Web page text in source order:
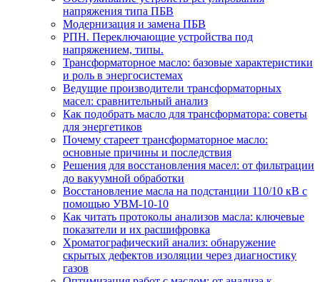
напряжения типа ПБВ
Модернизация и замена ПБВ
РПН. Переключающие устройства под
напряжением, типы.
Трансформаторное масло: базовые характеристики
и роль в энергосистемах
Ведущие производители трансформаторных
масел: сравнительный анализ
Как подобрать масло для трансформатора: советы
для энергетиков
Почему стареет трансформаторное масло:
основные причины и последствия
Решения для восстановления масел: от фильтрации
до вакуумной обработки
Восстановление масла на подстанции 110/10 кВ с
помощью УВМ-10-10
Как читать протоколы анализов масла: ключевые
показатели и их расшифровка
Хроматографический анализ: обнаружение
скрытых дефектов изоляции через диагностику
газов